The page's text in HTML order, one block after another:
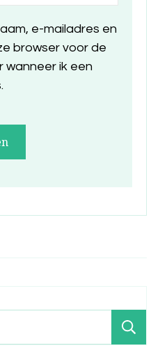
e-mailadres en
browser voor de
wanneer ik een